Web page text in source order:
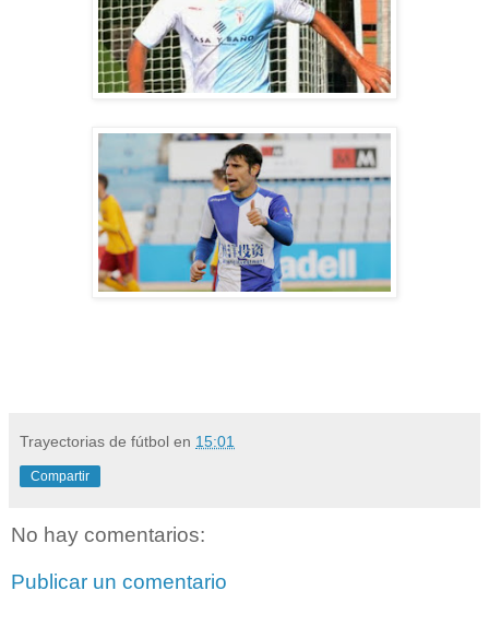
Trayectorias de fútbol en 15:01
Compartir
No hay comentarios:
Publicar un comentario